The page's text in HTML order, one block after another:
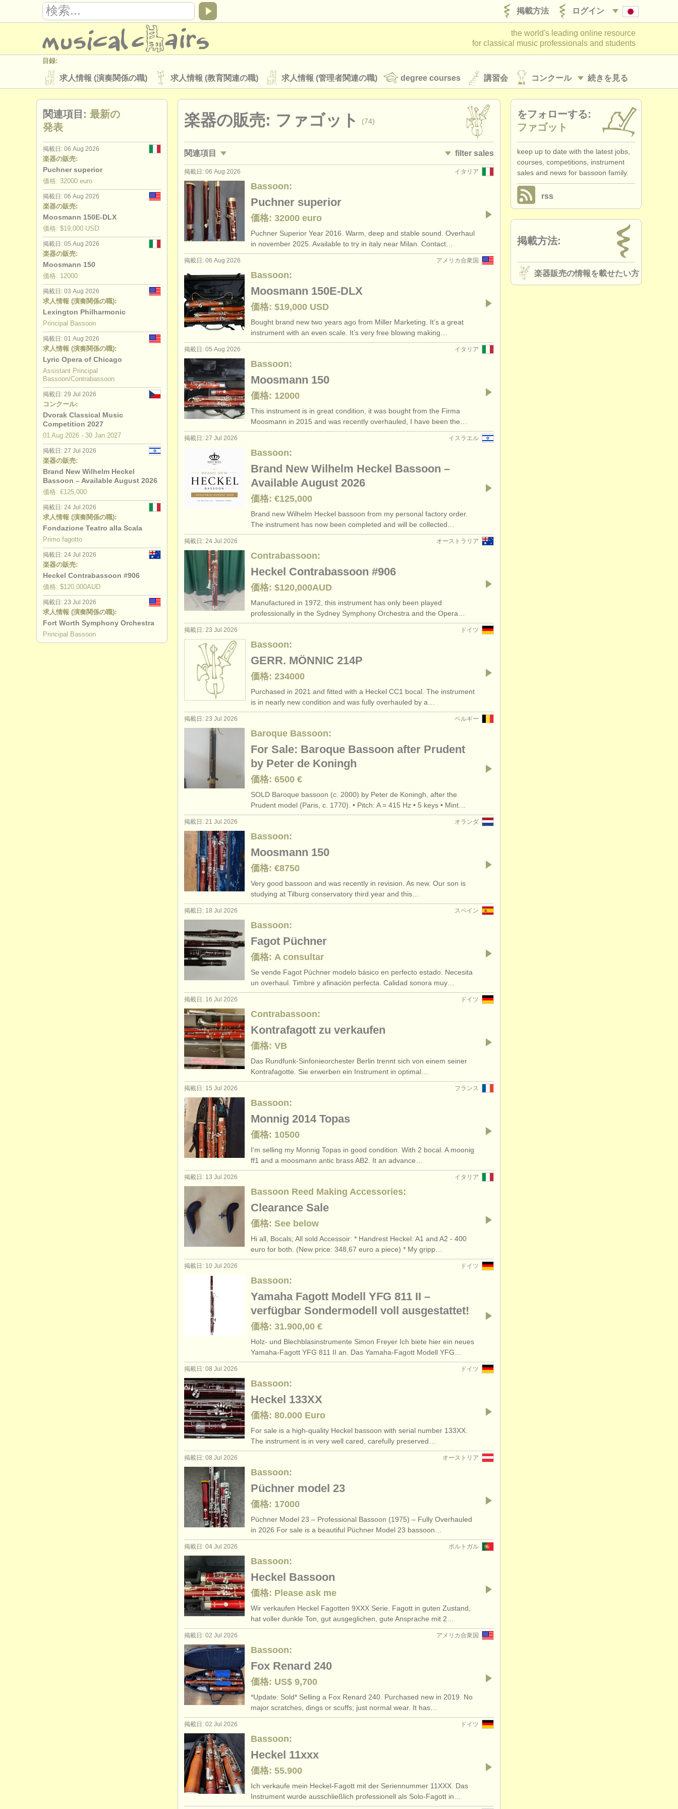
ログイン
掲載方法
the world's leading online resource
for classical music professionals and students
目録:
続きを見る
求人情報 (演奏関係の職) 求人情報 (教育関連の職) 求人情報 (管理者関連の職) degree courses 講習会 コンクール
楽器の販売 盗まれた楽器
ディレクトリー:
musicalchairs:
musicalchairsについて お問い合わせ
出版社:
掲載方法 ATS ATS faq ログイン
楽器の販売: ファゴット (74)
関連項目 filter sales
求人情報 (演奏関係の職): ファゴット
講習会: ファゴット (9)
degree courses: ファゴット (10)
degree courses: baroque bassoon (1)
コンクール: ファゴット
盗まれた楽器: ファゴット
bassoon family (74)
bassoon crook /
classical bassoon (4)
bassoon reeds
bassoon accessories/ cases (3)
イタリア
掲載日: 06 Aug 2026
Bassoon:
Puchner superior
価格: 32000 euro
Puchner Superior Year 2016. Warm, deep and stable sound. Overhaul
in november 2025. Available to try in italy near Milan. Contact…
アメリカ合衆国
掲載日: 06 Aug 2026
Bassoon:
Moosmann 150E-DLX
価格: $19,000 USD
Bought brand new two years ago from Miller Marketing. It’s a great
instrument with an even scale. It’s very free blowing making…
イタリア
掲載日: 05 Aug 2026
Bassoon:
Moosmann 150
価格: 12000
This instrument is in great condition, it was bought from the Firma
Moosmann in 2015 and was recently overhauled, I have been the…
イスラエル
掲載日: 27 Jul 2026
Bassoon:
Brand New Wilhelm Heckel Bassoon –
Available August 2026
価格: €125,000
Brand new Wilhelm Heckel bassoon from my personal factory order.
The instrument has now been completed and will be collected…
オーストラリア
掲載日: 24 Jul 2026
Contrabassoon:
Heckel Contrabassoon #906
価格: $120,000AUD
Manufactured in 1972, this instrument has only been played
professionally in the Sydney Symphony Orchestra and the Opera…
ドイツ
掲載日: 23 Jul 2026
Bassoon:
GERR. MÖNNIC 214P
価格: 234000
Purchased in 2021 and fitted with a Heckel CC1 bocal. The instrument
is in nearly new condition and was fully overhauled by a…
ベルギー
掲載日: 23 Jul 2026
Baroque Bassoon:
For Sale: Baroque Bassoon after Prudent
by Peter de Koningh
価格: 6500 €
SOLD Baroque bassoon (c. 2000) by Peter de Koningh, after the
Prudent model (Paris, c. 1770). • Pitch: A = 415 Hz • 5 keys • Mint…
オランダ
掲載日: 21 Jul 2026
Bassoon:
Moosmann 150
価格: €8750
Very good bassoon and was recently in revision. As new. Our son is
studying at Tilburg conservatory third year and this…
スペイン
掲載日: 18 Jul 2026
Bassoon:
Fagot Püchner
価格: A consultar
Se vende Fagot Püchner modelo básico en perfecto estado. Necesita
un overhaul. Timbre y afinación perfecta. Calidad sonora muy…
ドイツ
掲載日: 16 Jul 2026
Contrabassoon:
Kontrafagott zu verkaufen
価格: VB
Das Rundfunk-Sinfonieorchester Berlin trennt sich von einem seiner
Kontrafagotte. Sie erwerben ein Instrument in optimal…
フランス
掲載日: 15 Jul 2026
Bassoon:
Monnig 2014 Topas
価格: 10500
I'm selling my Monnig Topas in good condition. With 2 bocal. A moonig
ff1 and a moosmann antic brass AB2. It an advance…
イタリア
掲載日: 13 Jul 2026
Bassoon Reed Making Accessories:
Clearance Sale
価格: See below
Hi all, Bocals; All sold Accessoir: * Handrest Heckel: A1 and A2 - 400
euro for both. (New price: 348,67 euro a piece) * My gripp…
ドイツ
掲載日: 10 Jul 2026
Bassoon:
Yamaha Fagott Modell YFG 811 II –
verfügbar Sondermodell voll ausgestattet!
価格: 31.900,00 €
Holz- und Blechblasinstrumente Simon Freyer Ich biete hier ein neues
Yamaha-Fagott YFG 811 II an. Das Yamaha-Fagott Modell YFG…
ドイツ
掲載日: 08 Jul 2026
Bassoon:
Heckel 133XX
価格: 80.000 Euro
For sale is a high-quality Heckel bassoon with serial number 133XX.
The instrument is in very well cared, carefully preserved…
オーストリア
掲載日: 08 Jul 2026
Bassoon:
Püchner model 23
価格: 17000
Püchner Model 23 – Professional Bassoon (1975) – Fully Overhauled
in 2026 For sale is a beautiful Püchner Model 23 bassoon…
ポルトガル
掲載日: 04 Jul 2026
Bassoon:
Heckel Bassoon
価格: Please ask me
Wir verkaufen Heckel Fagotten 9XXX Serie. Fagott in guten Zustand,
hat voller dunkle Ton, gut ausgeglichen, gute Ansprache mit 2…
アメリカ合衆国
掲載日: 02 Jul 2026
Bassoon:
Fox Renard 240
価格: US$ 9,700
*Update: Sold* Selling a Fox Renard 240. Purchased new in 2019. No
major scratches, dings or scuffs; just normal wear. It has…
ドイツ
掲載日: 02 Jul 2026
Bassoon:
Heckel 11xxx
価格: 55.900
Ich verkaufe mein Heckel-Fagott mit der Seriennummer 11XXX. Das
Instrument wurde ausschließlich professionell als Solo-Fagott in…
関連項目: 最新の
発表
掲載日: 06 Aug 2026
楽器の販売:
Puchner superior
価格: 32000 euro
掲載日: 06 Aug 2026
楽器の販売:
Moosmann 150E-DLX
価格: $19,000 USD
掲載日: 05 Aug 2026
楽器の販売:
Moosmann 150
価格: 12000
掲載日: 03 Aug 2026
求人情報 (演奏関係の職):
Lexington Philharmonic
Principal Bassoon
掲載日: 01 Aug 2026
求人情報 (演奏関係の職):
Lyric Opera of Chicago
Assistant Principal
Bassoon/Contrabassoon
掲載日: 29 Jul 2026
コンクール:
Dvorak Classical Music
Competition 2027
01 Aug 2026 - 30 Jan 2027
掲載日: 27 Jul 2026
楽器の販売:
Brand New Wilhelm Heckel
Bassoon – Available August 2026
価格: €125,000
掲載日: 24 Jul 2026
求人情報 (演奏関係の職):
Fondazione Teatro alla Scala
Primo fagotto
掲載日: 24 Jul 2026
楽器の販売:
Heckel Contrabassoon #906
価格: $120,000AUD
掲載日: 23 Jul 2026
求人情報 (演奏関係の職):
Fort Worth Symphony Orchestra
Principal Bassoon
をフォローする:
ファゴット
keep up to date with the latest jobs,
courses, competitions, instrument
sales and news for bassoon family.
rss
掲載方法:
楽器販売の情報を載せたい方